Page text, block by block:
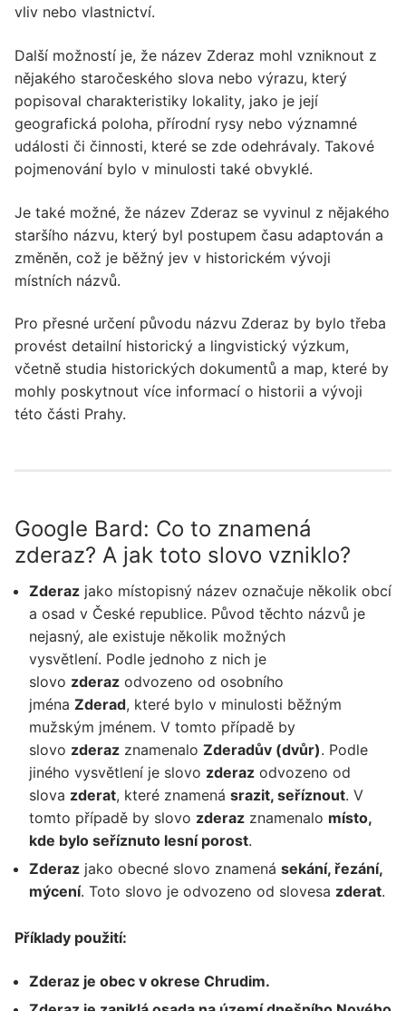
vliv nebo vlastnictví.
Další možností je, že název Zderaz mohl vzniknout z
nějakého staročeského slova nebo výrazu, který
popisoval charakteristiky lokality, jako je její
geografická poloha, přírodní rysy nebo významné
události či činnosti, které se zde odehrávaly. Takové
pojmenování bylo v minulosti také obvyklé.
Je také možné, že název Zderaz se vyvinul z nějakého
staršího názvu, který byl postupem času adaptován a
změněn, což je běžný jev v historickém vývoji
místních názvů.
Pro přesné určení původu názvu Zderaz by bylo třeba
provést detailní historický a lingvistický výzkum,
včetně studia historických dokumentů a map, které by
mohly poskytnout více informací o historii a vývoji
této části Prahy.
Google Bard: Co to znamená
zderaz? A jak toto slovo vzniklo?
Zderaz jako místopisný název označuje několik obcí
a osad v České republice. Původ těchto názvů je
nejasný, ale existuje několik možných
vysvětlení. Podle jednoho z nich je
slovo zderaz odvozeno od osobního
jména Zderad, které bylo v minulosti běžným
mužským jménem. V tomto případě by
slovo zderaz znamenalo Zderadův (dvůr). Podle
jiného vysvětlení je slovo zderaz odvozeno od
slova zderat, které znamená srazit, seříznout. V
tomto případě by slovo zderaz znamenalo místo,
kde bylo seříznuto lesní porost.
Zderaz jako obecné slovo znamená sekání, řezání,
mýcení. Toto slovo je odvozeno od slovesa zderat.
Příklady použití:
Zderaz je obec v okrese Chrudim.